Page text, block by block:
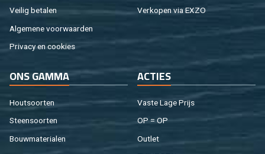
Vei­lig be­ta­len
Al­ge­me­ne voor­waar­den
Pri­va­cy en coo­kies
Ver­ko­pen via EXZO
ONS GAMMA
Hout­soor­ten
Steen­soor­ten
Bouw­ma­te­ri­a­len
AC­TIES
Vaste Lage Prijs
OP = OP
Out­let